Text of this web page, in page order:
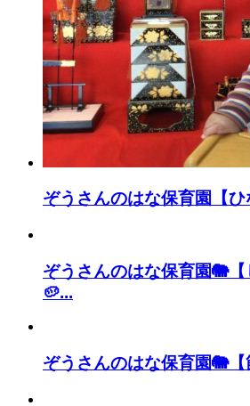
ぞうさんのはな保育園【ひ
ぞうさんのはな保育園🐘
🥔...
ぞうさんのはな保育園🐘【